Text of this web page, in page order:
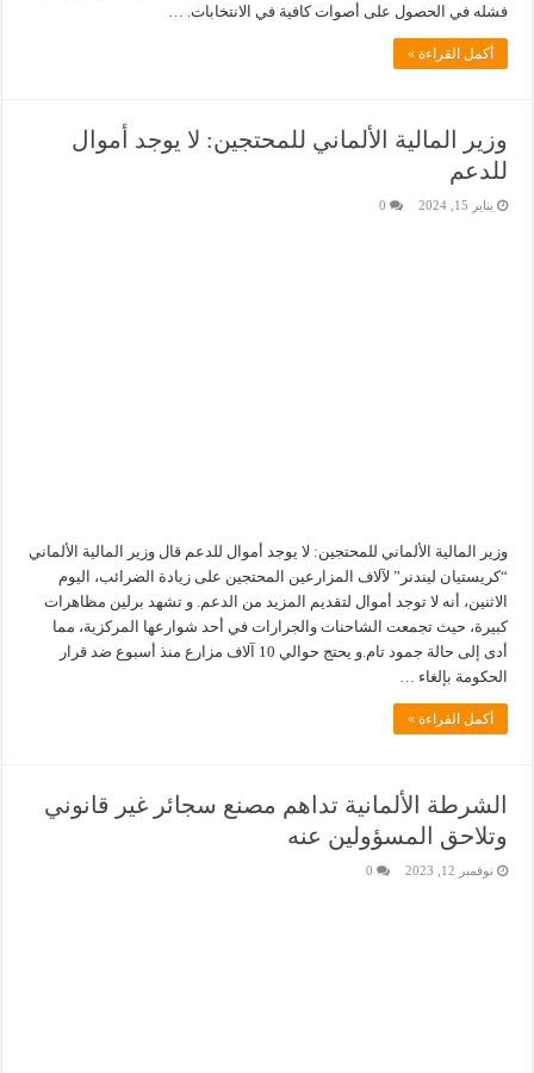
فشله في الحصول على أصوات كافية في الانتخابات. …
أكمل القراءة »
وزير المالية الألماني للمحتجين: لا يوجد أموال
للدعم
يناير 15, 2024 0
وزير المالية الألماني للمحتجين: لا يوجد أموال للدعم قال وزير المالية الألماني
“كريستيان ليندنر” لآلاف المزارعين المحتجين على زيادة الضرائب، اليوم
الاثنين، أنه لا توجد أموال لتقديم المزيد من الدعم. و تشهد برلين مظاهرات
كبيرة، حيث تجمعت الشاحنات والجرارات في أحد شوارعها المركزية، مما
أدى إلى حالة جمود تام.و يحتج حوالي 10 آلاف مزارع منذ أسبوع ضد قرار
الحكومة بإلغاء …
أكمل القراءة »
الشرطة الألمانية تداهم مصنع سجائر غير قانوني
وتلاحق المسؤولين عنه
نوفمبر 12, 2023 0